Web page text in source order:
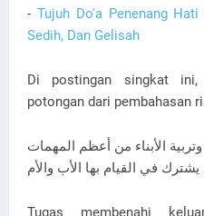
- Tujuh Do'a Penenang
Sedih, Dan Gelisah
Di postingan singkat ini,
potongan dari pembahasan
الأبناء من أعظم المهمات
Tugas membenahi